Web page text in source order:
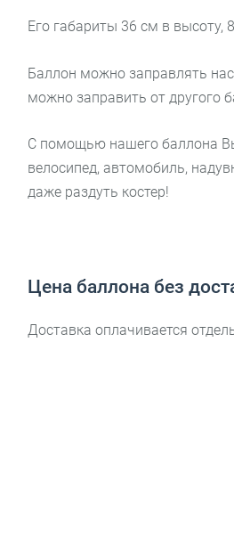
Его габариты 36 см в высоту,
Баллон можно заправлять
можно заправить от другого
С помощью нашего баллона
велосипед, автомобиль,
даже раздуть костер!
Цена баллона без
Доставка оплачивается